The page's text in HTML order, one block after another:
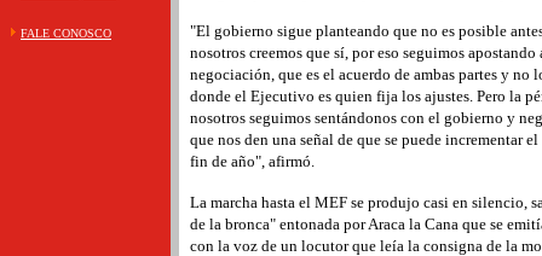
FALE CONOSCO
"El gobierno sigue planteando que no es posible
nosotros creemos que sí, por eso seguimos
negociación, que es el acuerdo de ambas partes y no
donde el Ejecutivo es quien fija los ajustes. Pero la
nosotros seguimos sentándonos con el gobierno y
que nos den una señal de que se puede incrementar
fin de año", afirmó.
La marcha hasta el MEF se produjo casi en silencio,
de la bronca" entonada por Araca la Cana que se
con la voz de un locutor que leía la consigna de la